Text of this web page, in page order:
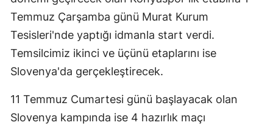
Diyarbakır
Edirne
Erzincan
Erzurum
Temmuz Çarşamba günü Murat Kurum
Tesisleri'nde yaptığı idmanla start verdi.
Temsilcimiz ikinci ve üçünü etaplarını ise
Slovenya'da gerçekleştirecek.
11 Temmuz Cumartesi günü başlayacak olan
Slovenya kampında ise 4 hazırlık maçı